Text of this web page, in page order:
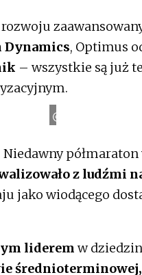
Dynamics, Optimus
– wszystkie są już
z ludźmi
jako wiodącego
lideremw